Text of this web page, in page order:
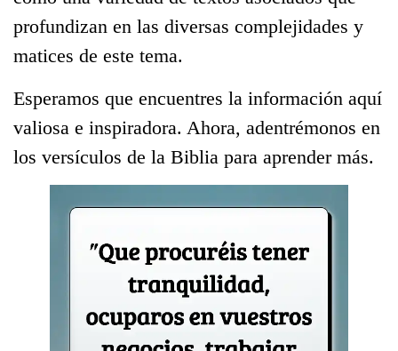
profundizan en las diversas complejidades y
matices de este tema.
Esperamos que encuentres la información aquí
valiosa e inspiradora. Ahora, adentrémonos en
los versículos de la Biblia para aprender más.